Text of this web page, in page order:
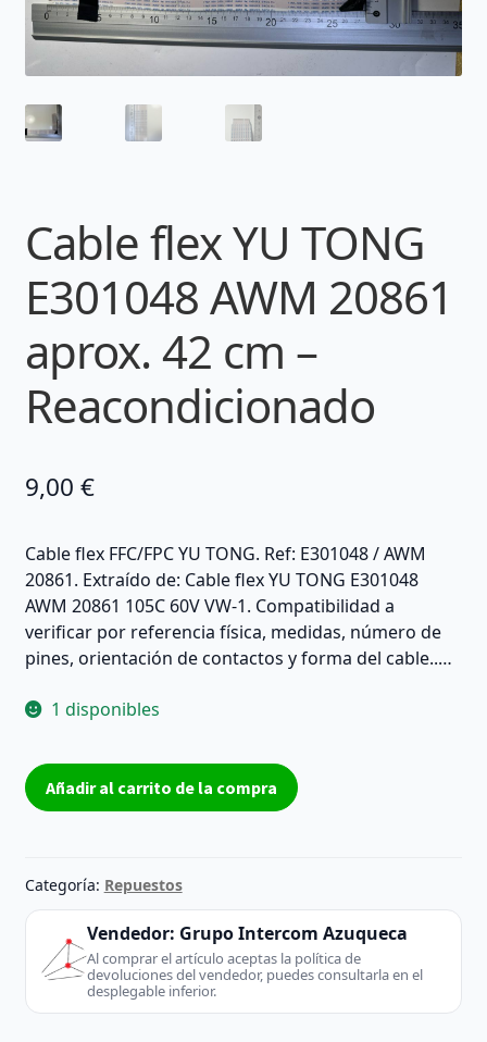
Cable flex YU TONG
E301048 AWM 20861
aprox. 42 cm –
Reacondicionado
9,00 €
Cable flex FFC/FPC YU TONG. Ref: E301048 / AWM
20861. Extraído de: Cable flex YU TONG E301048
AWM 20861 105C 60V VW-1. Compatibilidad a
verificar por referencia física, medidas, número de
pines, orientación de contactos y forma del cable..…
1 disponibles
Cable
flex
E301048
AWM
20861
aprox.
cm
Añadir al carrito de la compra
Categoría: Repuestos
Vendedor: Grupo Intercom Azuqueca
Al comprar el artículo aceptas la política de
devoluciones del vendedor, puedes consultarla en el
desplegable inferior.